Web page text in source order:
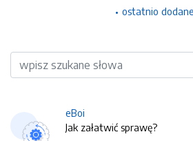
ostatnio dodane
Wyszukiwarka
eBoi
Jak załatwić sprawę?